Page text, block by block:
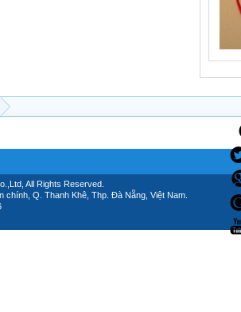
All Rights Reserved.
chính, Q. Thanh Khê, Thp. Đà Nẵng, Việt Nam.